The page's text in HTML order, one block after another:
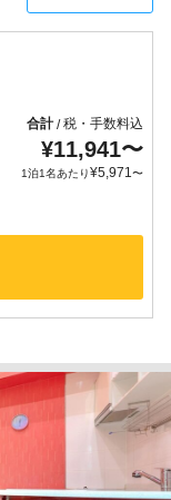
合計/税・手数料込
¥11,941〜
1泊1名あたり¥5,971〜